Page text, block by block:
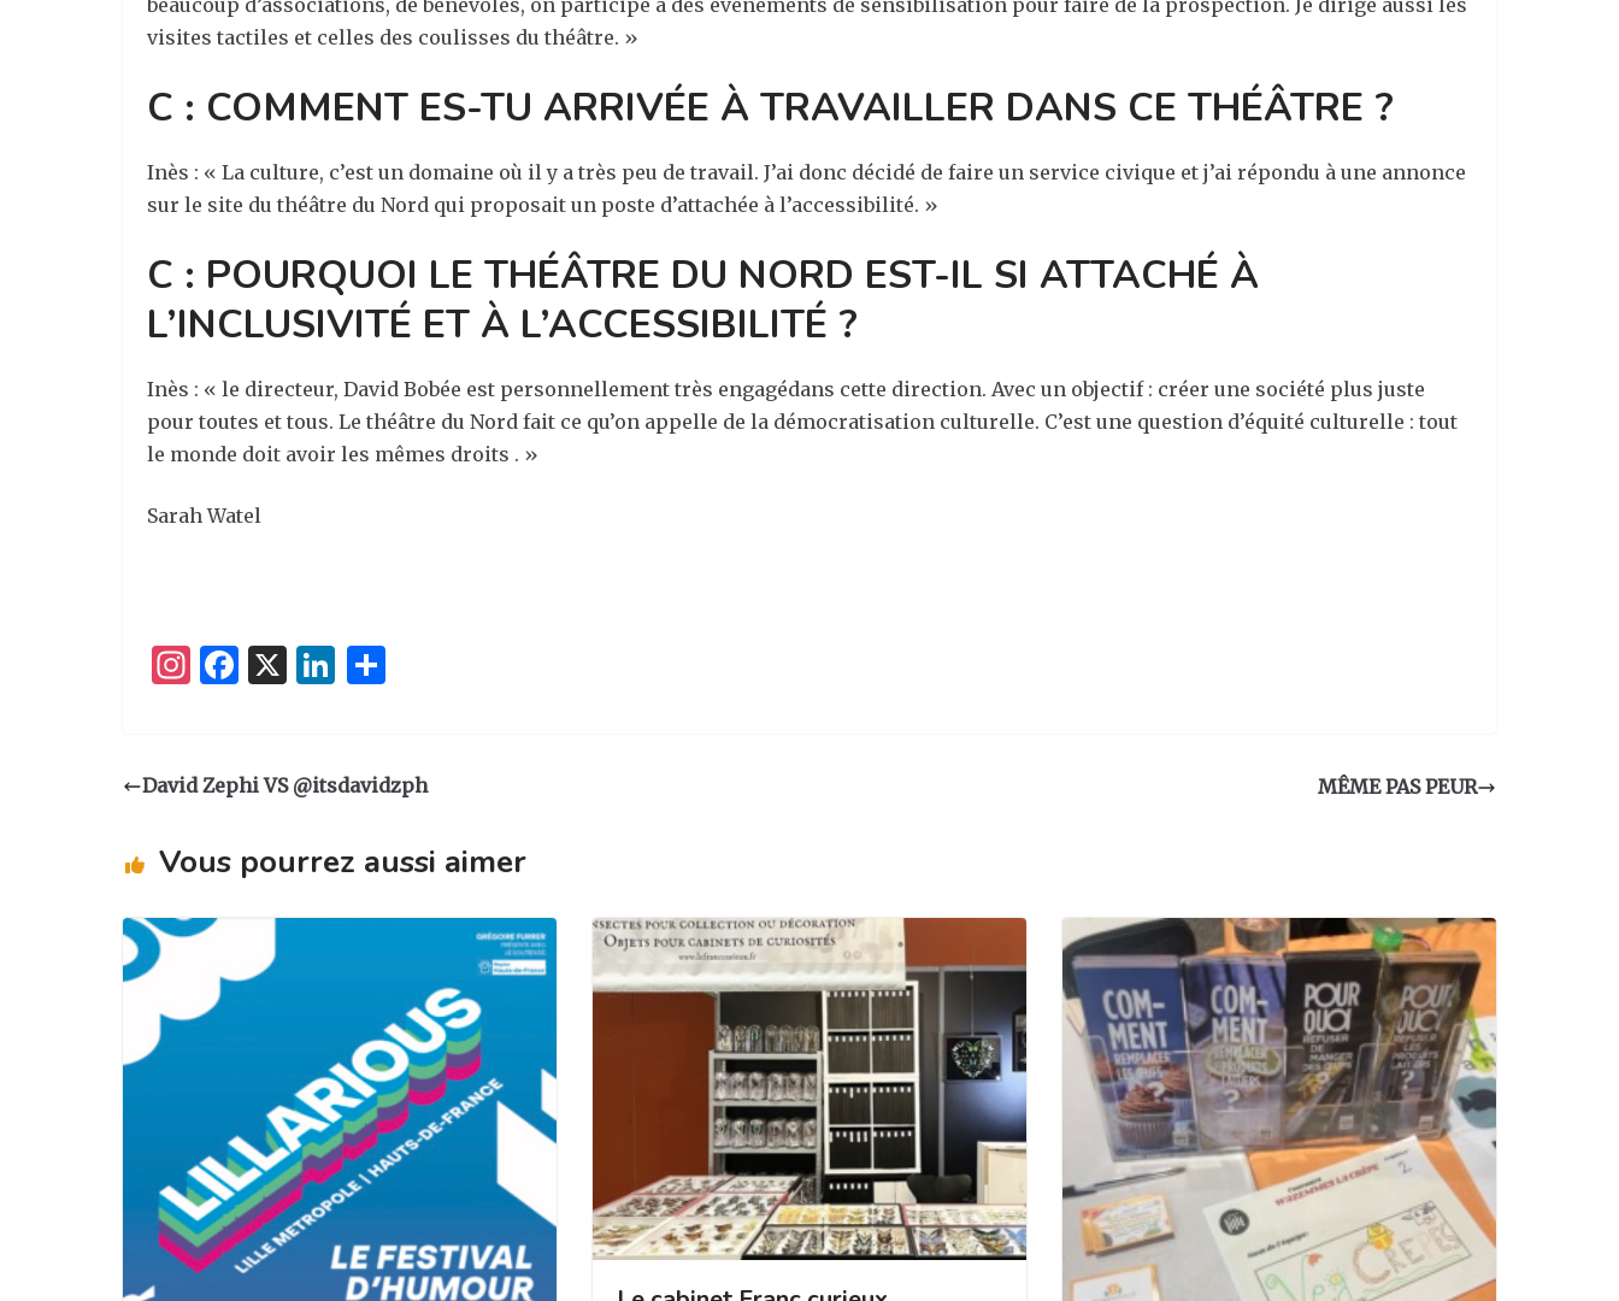
beaucoup d’associations, de bénévoles, on participe à des évènements de sensibilisation pour faire de la prospection. Je dirige aussi les
visites tactiles et celles des coulisses du théâtre. »
C : COMMENT ES-TU ARRIVÉE À TRAVAILLER DANS CE THÉÂTRE ?
Inès : « La culture, c’est un domaine où il y a très peu de travail. J’ai donc décidé de faire un service civique et j’ai répondu à une annonce
sur le site du théâtre du Nord qui proposait un poste d’attachée à l’accessibilité. »
C : POURQUOI LE THÉÂTRE DU NORD EST-IL SI ATTACHÉ À
L’INCLUSIVITÉ ET À L’ACCESSIBILITÉ ?
Inès : « le directeur, David Bobée est personnellement très engagédans cette direction. Avec un objectif : créer une société plus juste
pour toutes et tous. Le théâtre du Nord fait ce qu’on appelle de la démocratisation culturelle. C’est une question d’équité culturelle : tout
le monde doit avoir les mêmes droits . »
Sarah Watel
I
a
ra
F
e
o
X
Li
e
n
g
David Zephi VS @itsdavidzph MÊME PAS PEUR
Vous pourrez aussi aimer